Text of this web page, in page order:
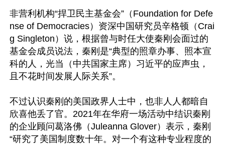
非营利机构“捍卫民主基金会”（Foundation for Defe
nse of Democracies）资深中国研究员辛格顿（Crai
g Singleton）说，根据曾与时任大使秦刚会面过的
基金会成员说法，秦刚是“典型的照章办事、照本宣
科的人，光当（中共国家主席）习近平的应声虫，
且不花时间发展人际关系”。
不过认识秦刚的美国政界人士中，也非人人都暗自
欣喜他丢了官。2021年在华府一场活动中结识秦刚
的企业顾问葛洛佛（Juleanna Glover）表示，秦刚
“研究了美国制度数十年。对一个有这种专业程度的